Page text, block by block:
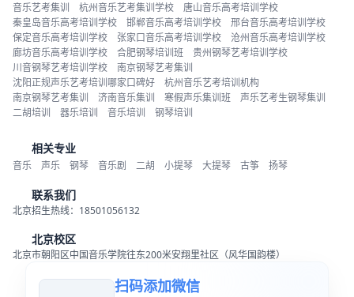
音乐艺考集训 杭州音乐艺考集训学校
唐山音乐高考培训学校
秦皇岛音乐高考培训学校
邯郸音乐高考培训学校
邢台音乐高考培训学校
保定音乐高考培训学校
张家口音乐高考培训学校
沧州音乐高考培训学校
廊坊音乐高考培训学校
合肥钢琴培训班
贵州钢琴艺考培训学校
川音钢琴艺考培训学校
南京钢琴艺考集训
沈阳正规声乐艺考培训哪家口碑好
杭州音乐艺考培训机构
南京钢琴艺考集训
济南音乐集训 寒假声乐集训班
声乐艺考生钢琴集训
二胡培训
器乐培训 音乐培训 钢琴培训
相关专业
音乐 声乐 钢琴 音乐剧 二胡 小提琴 大提琴 古筝 扬琴
联系我们
北京招生热线：18501056132
北京校区
北京市朝阳区中国音乐学院往东200米安翔里社区（风华国韵楼）
扫码添加微信